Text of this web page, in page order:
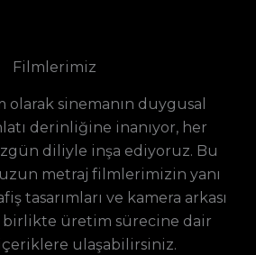
Filmlerimiz
olarak sinemanın duygusal
derinliğine inanıyor, her
diliyle inşa ediyoruz. Bu
uzun metraj filmlerimizin yanı
tasarımları ve kamera arkası
birlikte üretim sürecine dair
içeriklere ulaşabilirsiniz.